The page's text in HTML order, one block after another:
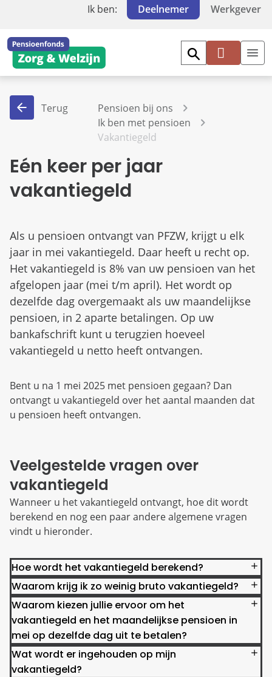
Ik ben: Deelnemer Werkgever
Mi
Terug
Pensioen bij ons
Ik ben met pensioen
Vakantiegeld
Eén keer per jaar
vakantiegeld
Als u pensioen ontvangt van PFZW, krijgt u elk
jaar in mei vakantiegeld. Daar heeft u recht op.
Het vakantiegeld is 8% van uw pensioen van het
afgelopen jaar (mei t/m april). Het wordt op
dezelfde dag overgemaakt als uw maandelijkse
pensioen, in 2 aparte betalingen. Op uw
bankafschrift kunt u terugzien hoeveel
vakantiegeld u netto heeft ontvangen.
Bent u na 1 mei 2025 met pensioen gegaan? Dan
ontvangt u vakantiegeld over het aantal maanden dat
u pensioen heeft ontvangen.
Veelgestelde vragen over
vakantiegeld
Wanneer u het vakantiegeld ontvangt, hoe dit wordt
berekend en nog een paar andere algemene vragen
vindt u hieronder.
Hoe wordt het vakantiegeld berekend?
Waarom krijg ik zo weinig bruto vakantiegeld?
Waarom kiezen jullie ervoor om het
vakantiegeld en het maandelijkse pensioen in
mei op dezelfde dag uit te betalen?
Wat wordt er ingehouden op mijn
vakantiegeld?